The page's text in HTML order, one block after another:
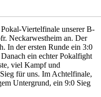
Viertelfinale unserer B-
Neckarwestheim an. Der
In der ersten Runde ein 3:0
ein echter Pokalfight
viel Kampf und
für uns. Im Achtelfinale,
Untergrund, ein 9:0 Sieg